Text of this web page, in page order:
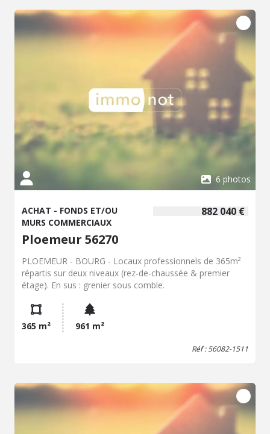
6 photos
882 040 €
ACHAT - FONDS ET/OU
MURS COMMERCIAUX
Ploemeur 56270
PLOEMEUR - BOURG - Locaux professionnels de 365m²
répartis sur deux niveaux (rez-de-chaussée & premier
étage). En sus : grenier sous comble.
365 m² 961 m²
Réf : 56082-1511